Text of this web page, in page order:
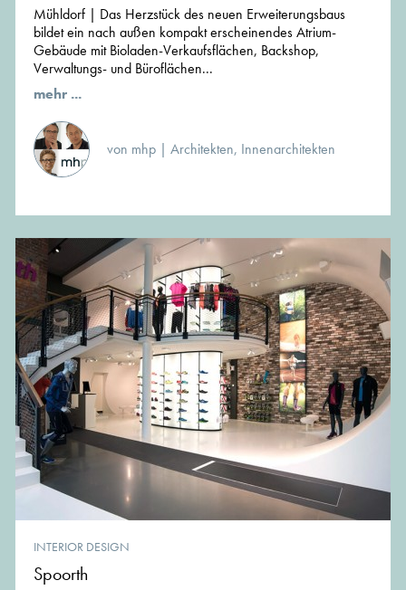
Mühldorf | Das Herzstück des neuen Erweiterungsbaus
bildet ein nach außen kompakt erscheinendes Atrium-
Gebäude mit Bioladen-Verkaufsflächen, Backshop,
Verwaltungs- und Büroflächen...
mehr ...
von mhp | Architekten, Innenarchitekten
INTERIOR DESIGN
Spoorth